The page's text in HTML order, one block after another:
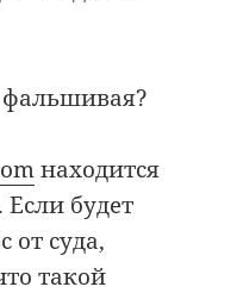
находится
Если будет
от суда,
такой